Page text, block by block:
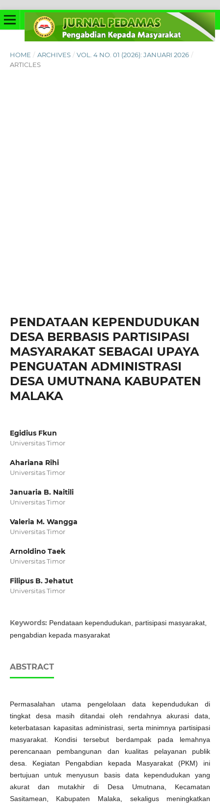
HOME / ARCHIVES / VOL. 4 NO. 01 (2026): JANUARI 2026 /
ARTICLES
PENDATAAN KEPENDUDUKAN
DESA BERBASIS PARTISIPASI
MASYARAKAT SEBAGAI UPAYA
PENGUATAN ADMINISTRASI
DESA UMUTNANA KABUPATEN
MALAKA
Egidius Fkun
Universitas Timor
Ahariana Rihi
Universitas Timor
Januaria B. Naitili
Universitas Timor
Valeria M. Wangga
Universitas Timor
Arnoldino Taek
Universitas Timor
Filipus B. Jehatut
Universitas Timor
Keywords: Pendataan kependudukan, partisipasi masyarakat,
pengabdian kepada masyarakat
ABSTRACT
Permasalahan utama pengelolaan data kependudukan di
tingkat desa masih ditandai oleh rendahnya akurasi data,
keterbatasan kapasitas administrasi, serta minimnya partisipasi
masyarakat. Kondisi tersebut berdampak pada lemahnya
perencanaan pembangunan dan kualitas pelayanan publik
desa. Kegiatan Pengabdian kepada Masyarakat (PKM) ini
bertujuan untuk menyusun basis data kependudukan yang
akurat dan mutakhir di Desa Umutnana, Kecamatan
Sasitamean, Kabupaten Malaka, sekaligus meningkatkan